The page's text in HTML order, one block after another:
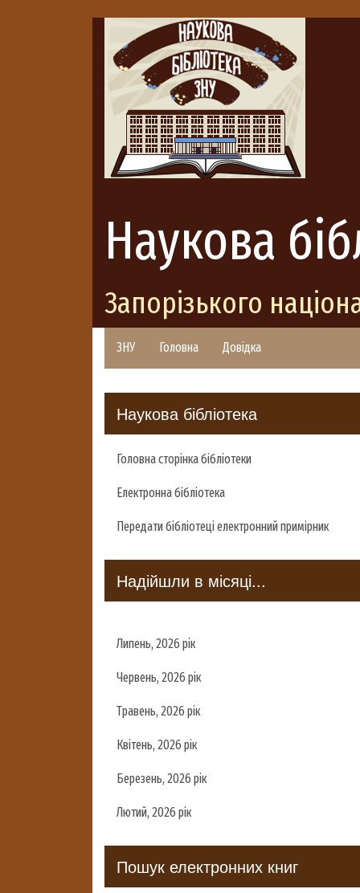
Наукова
Запорізького
ЗНУ Головна Довідка
Наукова бібліотека
Головна сторінка бібліотеки
Електронна бібліотека
Передати бібліотеці електронний примірник
Надійшли в місяці...
Липень, 2026 рік
Червень, 2026 рік
Травень, 2026 рік
Квітень, 2026 рік
Березень, 2026 рік
Лютий, 2026 рік
Пошук електронних книг